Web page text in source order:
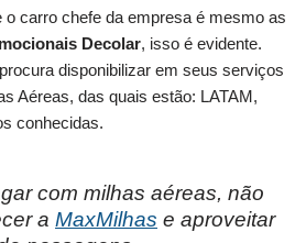
o carro chefe da empresa é mesmo as
Decolar, isso é evidente.
disponibilizar em seus serviços
Aéreas, das quais estão: LATAM,
conhecidas.
com milhas aéreas, não
a MaxMilhas e aproveitar